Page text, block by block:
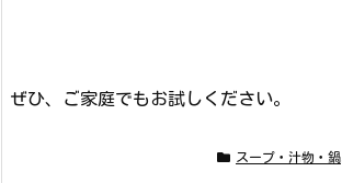
ぜひ、ご家庭でもお試しください。
スープ・汁物・鍋